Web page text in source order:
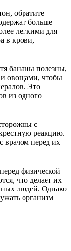
обратите
больше
легкими для
в крови,
бананы полезны,
и овощами, чтобы
Это
из одного
с
реакцию.
врачом перед их
физической
что делает их
людей. Однако
организм